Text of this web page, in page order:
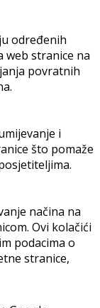
određenih
web stranice na
povratnih
i
što pomaže
načina na
Ovi kolačići
podacima o
stranice,